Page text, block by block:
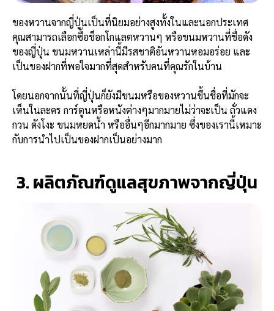
ของหวานจากญี่ปุ่นเป็นที่นิยมอย่างสูงทั้งในและนอกประเทศ
คุณสามารถเลือกซื้อช็อกโกแลตหวานๆ หรือขนมหวานที่ชื่อดัง
ของญี่ปุ่น ขนมหวานเหล่านี้มีรสชาติอันหวานหอมอร่อย และ
เป็นของฝากที่พอใจมากที่สุดสำหรับคนที่คุณรักในบ้าน
โดยนอกจากนั้นที่ญี่ปุ่นก็ยังมีขนมหรือของหวานขึ้นชื่อที่มักจะ
เห็นในละคร การ์ตูนหรือหนังต่างๆมากมายไม่ว่าจะเป็น ถั่วแดง
กวน ดังโงะ ขนมหยดน้ำ หรืออื่นๆอีกมากมาย ซึ่งของเรานี้เหมาะ
กับการนำไปเป็นของฝากเป็นอย่างมาก
3. ผลิตภัณฑ์ดูแลสุขภาพจากญี่ปุ่น